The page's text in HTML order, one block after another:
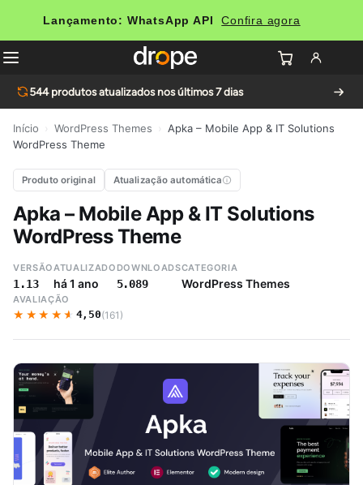
Lançamento: WhatsApp API Confira agora
544produtos atualizados nos últimos 7 dias
Início WordPress Themes
Apka – Mobile App & IT Solutions
WordPress Theme
Produto original Atualização automática
Apka – Mobile App & IT Solutions
WordPress Theme
VERSÃO
1.13
ATUALIZADO
há 1 ano
DOWNLOADS
5.089
CATEGORIA
WordPress Themes
AVALIAÇÃO
★★★★★
★★★★★ 4,50(161)